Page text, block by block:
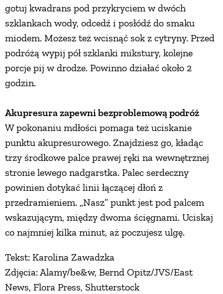
gotuj kwadrans pod przykryciem w dwóch
szklankach wody, odcedź i posłódź do smaku
miodem. Możesz też wcisnąć sok z cytryny. Przed
podróżą wypij pół szklanki mikstury, kolejne
porcje pij w drodze. Powinno działać około 2
godzin.
Akupresura zapewni bezproblemową podróż
W pokonaniu mdłości pomaga też uciskanie
punktu akupresurowego. Znajdziesz go, kładąc
trzy środkowe palce prawej ręki na wewnętrznej
stronie lewego nadgarstka. Palec serdeczny
powinien dotykać linii łączącej dłoń z
przedramieniem. „Nasz” punkt jest pod palcem
wskazującym, między dwoma ścięgnami. Uciskaj
co najmniej kilka minut, aż poczujesz ulgę.
Tekst: Karolina Zawadzka
Zdjęcia: Alamy/be&w, Bernd Opitz/JVS/East
News, Flora Press, Shutterstock